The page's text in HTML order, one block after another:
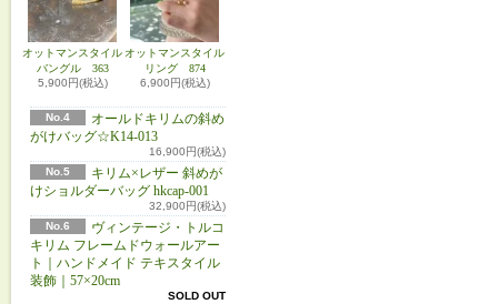
オットマンスタイル
バングル 363
5,900円(税込)
オットマンスタイル
リング 874
6,900円(税込)
No.4
オールドキリムの斜め
がけバッグ☆K14-013
16,900円(税込)
No.5
キリム×レザー 斜めが
けショルダーバッグ hkcap-001
32,900円(税込)
No.6
ヴィンテージ・トルコ
キリム フレームドウォールアー
ト｜ハンドメイド テキスタイル
装飾｜57×20cm
SOLD OUT